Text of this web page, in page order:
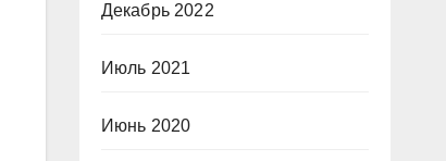
Декабрь 2022
Июль 2021
Июнь 2020